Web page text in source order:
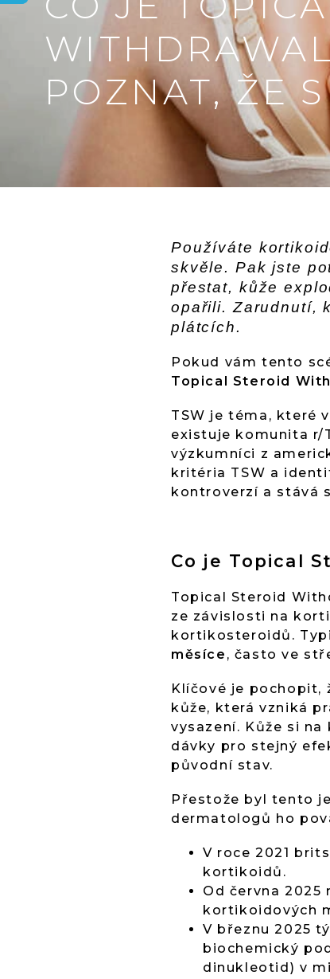
POZNAT, ŽE
Používáte
skvěle. Pak jste
přestat, kůže
opařili. Zarudnutí,
plátcích.
Pokud vám tento
Topical Steroid
TSW je téma, které
existuje komunita r/
výzkumníci z
kritéria TSW a
kontroverzí a stává
Co je Topical
Topical Steroid
ze závislosti na
kortikosteroidů.
měsíce , často ve
Klíčové je pochopit,
kůže, která vzniká
vysazení. Kůže si
dávky pro stejný
původní stav.
Přestože byl tento
dermatologů ho
V roce 2021
kortikoidů.
Od června 2025
kortikoidových
V březnu 2025
biochemický
dinukleotid) v